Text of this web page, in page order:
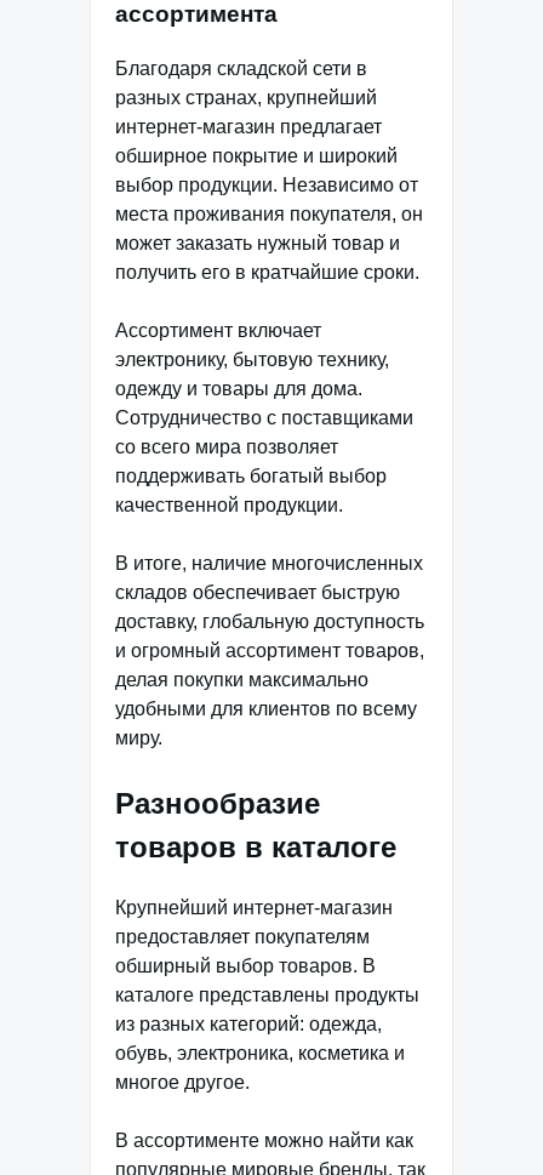
ассортимента
Благодаря складской сети в
разных странах, крупнейший
интернет-магазин предлагает
обширное покрытие и широкий
выбор продукции. Независимо от
места проживания покупателя, он
может заказать нужный товар и
получить его в кратчайшие сроки.
Ассортимент включает
электронику, бытовую технику,
одежду и товары для дома.
Сотрудничество с поставщиками
со всего мира позволяет
поддерживать богатый выбор
качественной продукции.
В итоге, наличие многочисленных
складов обеспечивает быструю
доставку, глобальную доступность
и огромный ассортимент товаров,
делая покупки максимально
удобными для клиентов по всему
миру.
Разнообразие
товаров в каталоге
Крупнейший интернет-магазин
предоставляет покупателям
обширный выбор товаров. В
каталоге представлены продукты
из разных категорий: одежда,
обувь, электроника, косметика и
многое другое.
В ассортименте можно найти как
популярные мировые бренды, так